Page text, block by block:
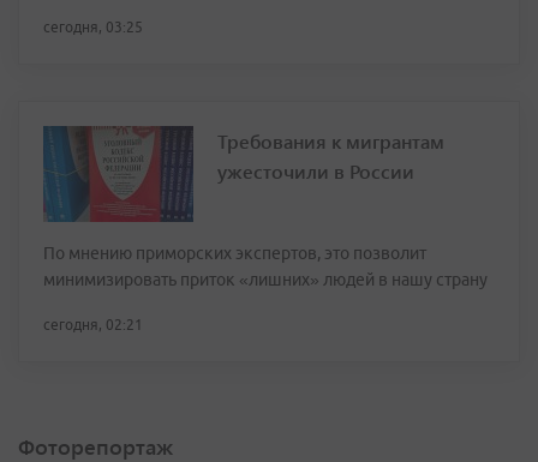
сегодня, 03:25
Требования к мигрантам
ужесточили в России
По мнению приморских экспертов, это позволит
минимизировать приток «лишних» людей в нашу страну
сегодня, 02:21
Фоторепортаж